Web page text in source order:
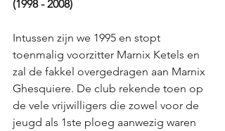
(1998 - 2008)
Intussen zijn we 1995 en stopt
toenmalig voorzitter Marnix Ketels en
zal de fakkel overgedragen aan Marnix
Ghesquiere. De club rekende toen op
de vele vrijwilligers die zowel voor de
jeugd als 1ste ploeg aanwezig waren